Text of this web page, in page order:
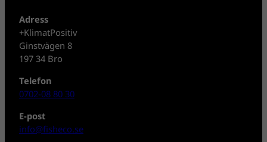
Adress
+KlimatPositiv
Ginstvägen 8
197 34 Bro
Telefon
0702-08 80 30
E-post
info@fisheco.se